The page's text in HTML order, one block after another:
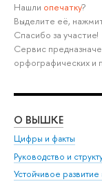
Нашли опечатку?
Выделите её,
Спасибо за участие!
Сервис
орфографических и
О ВЫШКЕ
Цифры и факты
Руководство и
Устойчивое